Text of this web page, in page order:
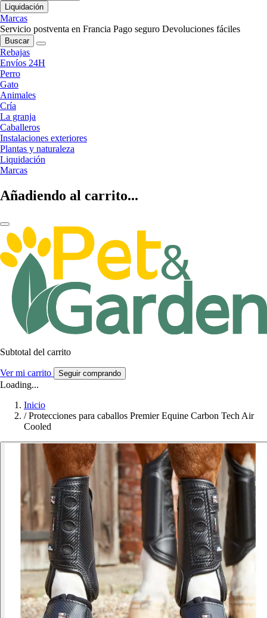
Liquidación
Marcas
Servicio postventa en Francia Pago seguro Devoluciones fáciles
Buscar
Rebajas
Envíos 24H
Perro
Gato
Animales
Cría
La granja
Caballeros
Instalaciones exteriores
Plantas y naturaleza
Liquidación
Marcas
Añadiendo al carrito...
Subtotal del carrito
Ver mi carrito Seguir comprando
Loading...
Inicio
/ Protecciones para caballos Premier Equine Carbon Tech Air
Cooled